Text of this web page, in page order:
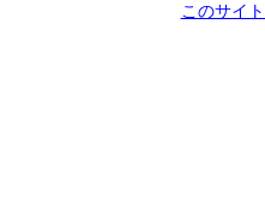
このサイ